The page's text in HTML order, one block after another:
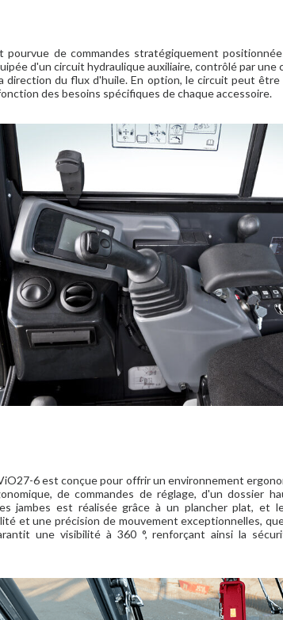
pourvue de commandes stratégiquement
d'un circuit hydraulique auxiliaire, contrôlé par
du flux d'huile. En option, le circuit peut
des besoins spécifiques de chaque accessoire.
6 est conçue pour offrir un environnement
de commandes de réglage, d'un dossier
jambes est réalisée grâce à un plancher plat, et
et une précision de mouvement exceptionnelles,
une visibilité à 360 °, renforçant ainsi la